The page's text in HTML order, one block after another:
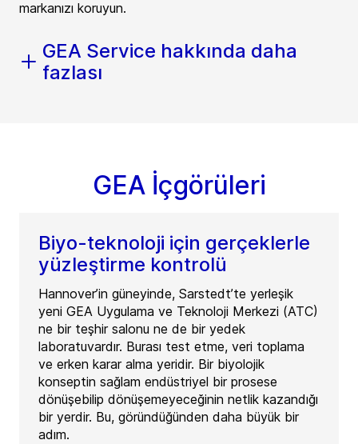
markanızı koruyun.
GEA Service hakkında daha
fazlası
GEA İçgörüleri
Biyo-teknoloji için gerçeklerle
yüzleştirme kontrolü
Hannover’in güneyinde, Sarstedt’te yerleşik
yeni GEA Uygulama ve Teknoloji Merkezi (ATC)
ne bir teşhir salonu ne de bir yedek
laboratuvardır. Burası test etme, veri toplama
ve erken karar alma yeridir. Bir biyolojik
konseptin sağlam endüstriyel bir prosese
dönüşebilip dönüşemeyeceğinin netlik kazandığı
bir yerdir. Bu, göründüğünden daha büyük bir
adım.